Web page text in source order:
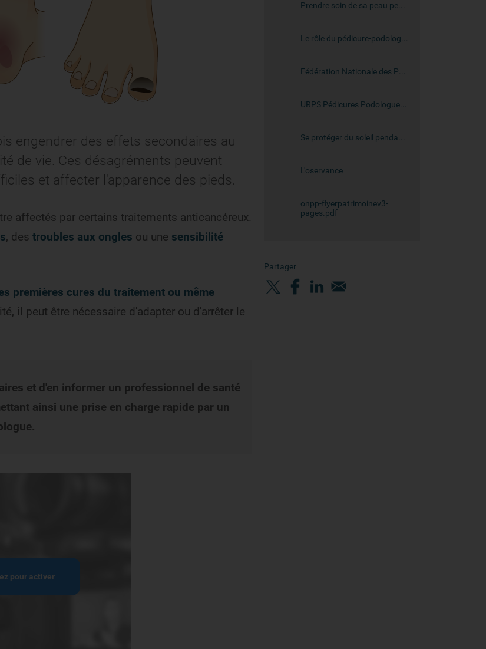
engendrer des effets secondaires au
de vie. Ces désagréments peuvent
et affecter l'apparence des pieds.
affectés par certains traitements anticancéreux.
, des troubles aux ongles ou une sensibilité
premières cures du traitement ou même
il peut être nécessaire d'adapter ou d'arrêter le
et d'en informer un professionnel de santé
ainsi une prise en charge rapide par un
L'oservance
onpp-flyerpatrimoinev3-
pages.pdf
Partager
sur Xsur Facebook
Partager sur LinkedIn
Partager par email